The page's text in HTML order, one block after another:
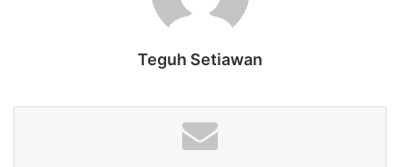
Teguh Setiawan